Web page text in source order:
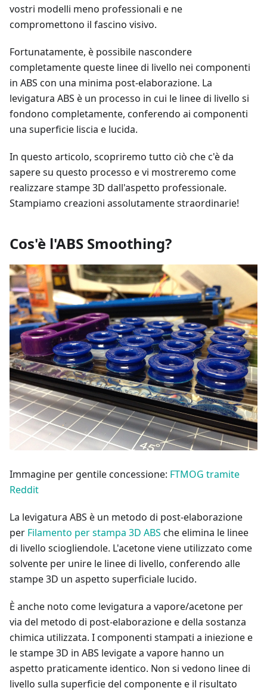
vostri modelli meno professionali e ne
compromettono il fascino visivo.
Fortunatamente, è possibile nascondere
completamente queste linee di livello nei componenti
in ABS con una minima post-elaborazione. La
levigatura ABS è un processo in cui le linee di livello si
fondono completamente, conferendo ai componenti
una superficie liscia e lucida.
In questo articolo, scopriremo tutto ciò che c'è da
sapere su questo processo e vi mostreremo come
realizzare stampe 3D dall'aspetto professionale.
Stampiamo creazioni assolutamente straordinarie!
Cos'è l'ABS Smoothing?
Immagine per gentile concessione: FTMOG tramite
Reddit
La levigatura ABS è un metodo di post-elaborazione
per Filamento per stampa 3D ABS che elimina le linee
di livello sciogliendole. L'acetone viene utilizzato come
solvente per unire le linee di livello, conferendo alle
stampe 3D un aspetto superficiale lucido.
È anche noto come levigatura a vapore/acetone per
via del metodo di post-elaborazione e della sostanza
chimica utilizzata. I componenti stampati a iniezione e
le stampe 3D in ABS levigate a vapore hanno un
aspetto praticamente identico. Non si vedono linee di
livello sulla superficie del componente e il risultato